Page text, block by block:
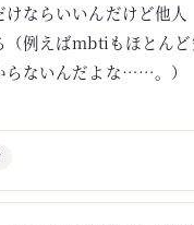
ならいいんだけど他人
（例えばmbtiもほとん
らないんだよな……。）